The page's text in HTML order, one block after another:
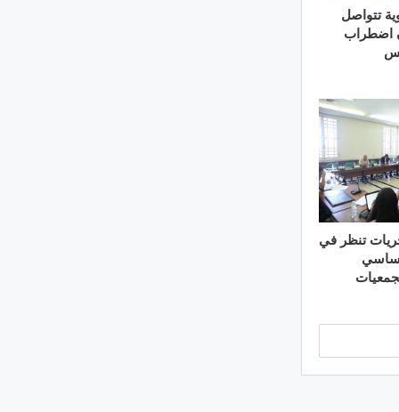
تتواصل
اضطراب
تنظر في